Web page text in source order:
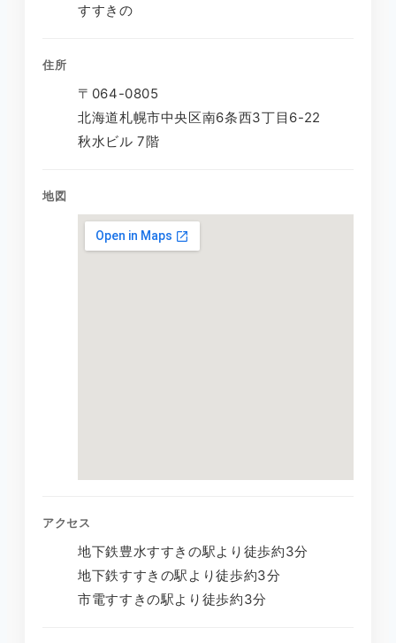
すすきの
住所
〒064-0805
北海道札幌市中央区南6条西3丁目6-22
秋水ビル 7階
地図
アクセス
地下鉄豊水すすきの駅より徒歩約3分
地下鉄すすきの駅より徒歩約3分
市電すすきの駅より徒歩約3分